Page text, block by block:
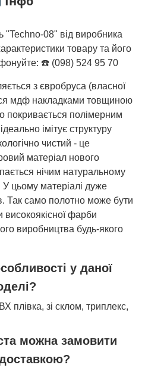
"Techno-08" від виробника
товару та його
☎️ (098) 524 95 70
з євробруса (власної
мдф накладками товщиною
покривається полімерним
імітує структуру
чистий - це
матеріал нового
нічим натуральному
цьому матеріалі дуже
Так само полотно може бути
фарби
виробництва будь-якого
у даної
плівка, зі склом, триплекс,
можна замовити